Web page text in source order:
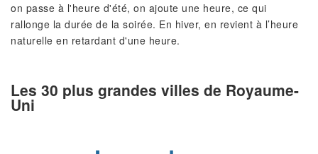
on passe à l'heure d'été, on ajoute une heure, ce qui
rallonge la durée de la soirée. En hiver, en revient à l’heure
naturelle en retardant d'une heure.
Les 30 plus grandes villes de Royaume-
Uni